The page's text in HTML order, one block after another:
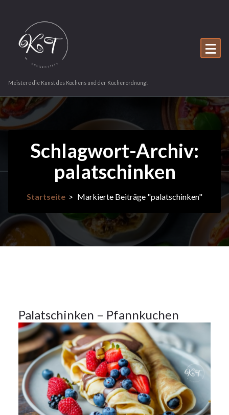
springen
Meistere die Kunst des Kochens und der Küchenordnung!
Schlagwort-Archiv:
palatschinken
Startseite> Markierte Beiträge "palatschinken"
26
OKT.
2023
26Okt.
Palatschinken – Pfannkuchen